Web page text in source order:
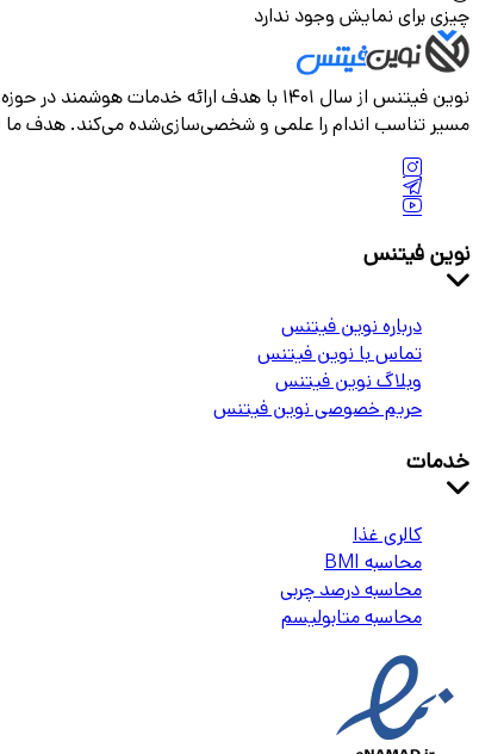
چیزی برای نمایش وجود ندارد
نوین فیتنس از سال ۱۴۰۱ با هدف ارائه
مسیر تناسب اندام را علمی و شخصی‌سازی‌شده می‌کند. هدف ما
نوین فیتنس
درباره نوین فیتنس
تماس با نوین فیتنس
وبلاگ نوین فیتنس
حریم خصوصی نوین فیتنس
خدمات
کالری غذا
محاسبه BMI
محاسبه درصد چربی
محاسبه متابولیسم